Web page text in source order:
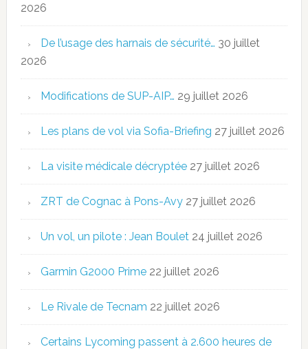
2026
De l’usage des harnais de sécurité… 30 juillet
2026
Modifications de SUP-AIP… 29 juillet 2026
Les plans de vol via Sofia-Briefing 27 juillet 2026
La visite médicale décryptée 27 juillet 2026
ZRT de Cognac à Pons-Avy 27 juillet 2026
Un vol, un pilote : Jean Boulet 24 juillet 2026
Garmin G2000 Prime 22 juillet 2026
Le Rivale de Tecnam 22 juillet 2026
Certains Lycoming passent à 2.600 heures de